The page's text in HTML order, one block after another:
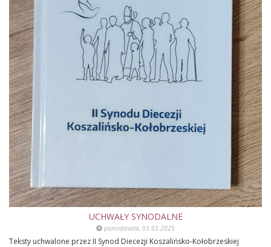
UCHWAŁY SYNODALNE
poniedziałek, 03.03.2025
Teksty uchwalone przez II Synod Diecezji Koszalińsko-Kołobrzeskiej